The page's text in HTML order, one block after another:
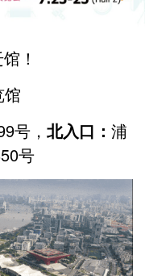
！
号， 北入口： 浦
号